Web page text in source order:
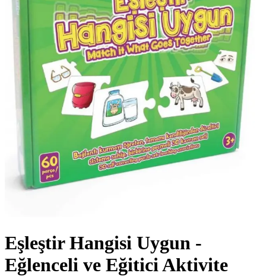
Eşleştir Hangisi Uygun -
Eğlenceli ve Eğitici Aktivite